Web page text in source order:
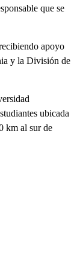
que se
apoyo
y la División de
ubicada
km al sur de